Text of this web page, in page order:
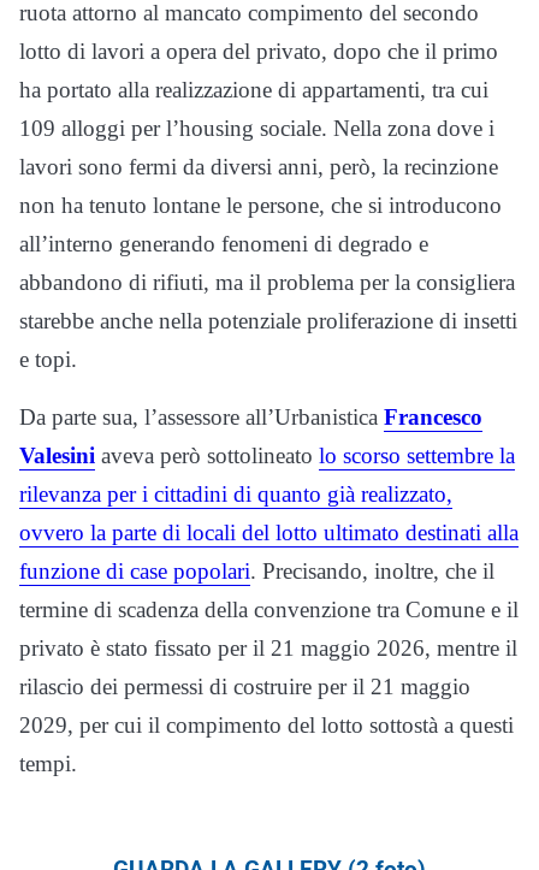
ruota attorno al mancato compimento del secondo
lotto di lavori a opera del privato, dopo che il primo
ha portato alla realizzazione di appartamenti, tra cui
109 alloggi per l’housing sociale. Nella zona dove i
lavori sono fermi da diversi anni, però, la recinzione
non ha tenuto lontane le persone, che si introducono
all’interno generando fenomeni di degrado e
abbandono di rifiuti, ma il problema per la consigliera
starebbe anche nella potenziale proliferazione di insetti
e topi.
Da parte sua, l’assessore all’Urbanistica Francesco
Valesini aveva però sottolineato lo scorso settembre la
rilevanza per i cittadini di quanto già realizzato,
ovvero la parte di locali del lotto ultimato destinati alla
funzione di case popolari. Precisando, inoltre, che il
termine di scadenza della convenzione tra Comune e il
privato è stato fissato per il 21 maggio 2026, mentre il
rilascio dei permessi di costruire per il 21 maggio
2029, per cui il compimento del lotto sottostà a questi
tempi.